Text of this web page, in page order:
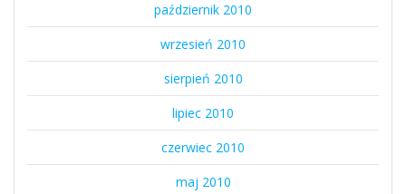
październik 2010
wrzesień 2010
sierpień 2010
lipiec 2010
czerwiec 2010
maj 2010